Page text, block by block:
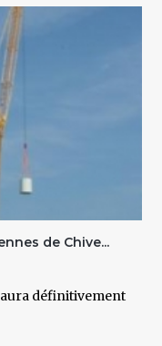
de Chive...
aura définitivement